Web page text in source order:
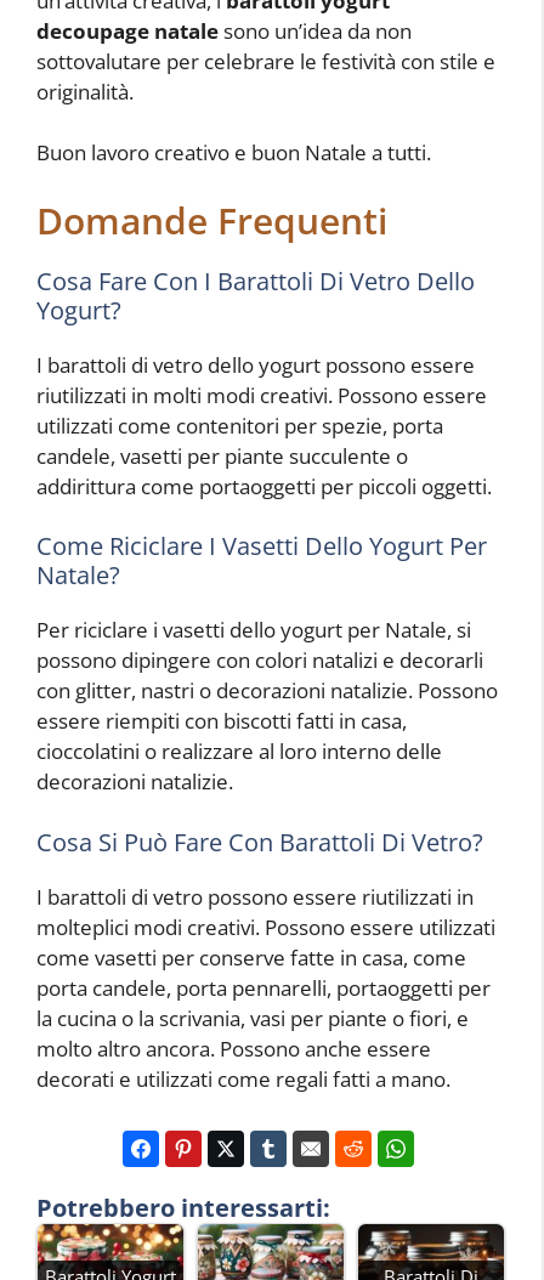
decoupage natalesono un’idea da non
sottovalutare per celebrare le festività con stile e
originalità.
Buon lavoro creativo e buon Natale a tutti.
Domande Frequenti
Cosa Fare Con I Barattoli Di Vetro Dello
Yogurt?
I barattoli di vetro dello yogurt possono essere
riutilizzati in molti modi creativi. Possono essere
utilizzati come contenitori per spezie, porta
candele, vasetti per piante succulente o
addirittura come portaoggetti per piccoli oggetti.
Come Riciclare I Vasetti Dello Yogurt Per
Natale?
Per riciclare i vasetti dello yogurt per Natale, si
possono dipingere con colori natalizi e decorarli
con glitter, nastri o decorazioni natalizie. Possono
essere riempiti con biscotti fatti in casa,
cioccolatini o realizzare al loro interno delle
decorazioni natalizie.
Cosa Si Può Fare Con Barattoli Di Vetro?
I barattoli di vetro possono essere riutilizzati in
molteplici modi creativi. Possono essere utilizzati
come vasetti per conserve fatte in casa, come
porta candele, porta pennarelli, portaoggetti per
la cucina o la scrivania, vasi per piante o fiori, e
molto altro ancora. Possono anche essere
decorati e utilizzati come regali fatti a mano.
Potrebbero interessarti: